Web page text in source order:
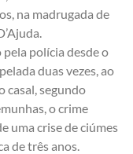
na madrugada de
polícia desde o
duas vezes, ao
casal, segundo
o crime
uma crise de ciúmes
de três anos.